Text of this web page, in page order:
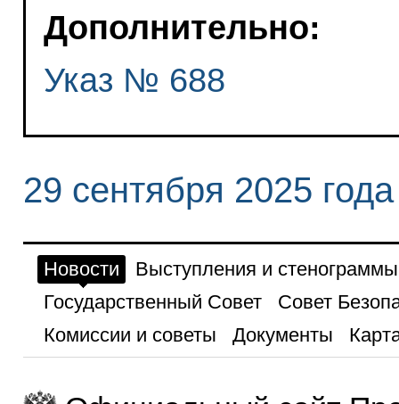
Дополнительно:
Указ № 688
29 сентября 2025 года
Новости
Выступления и стенограммы
Государственный Совет
Совет
Комиссии и советы
Документы